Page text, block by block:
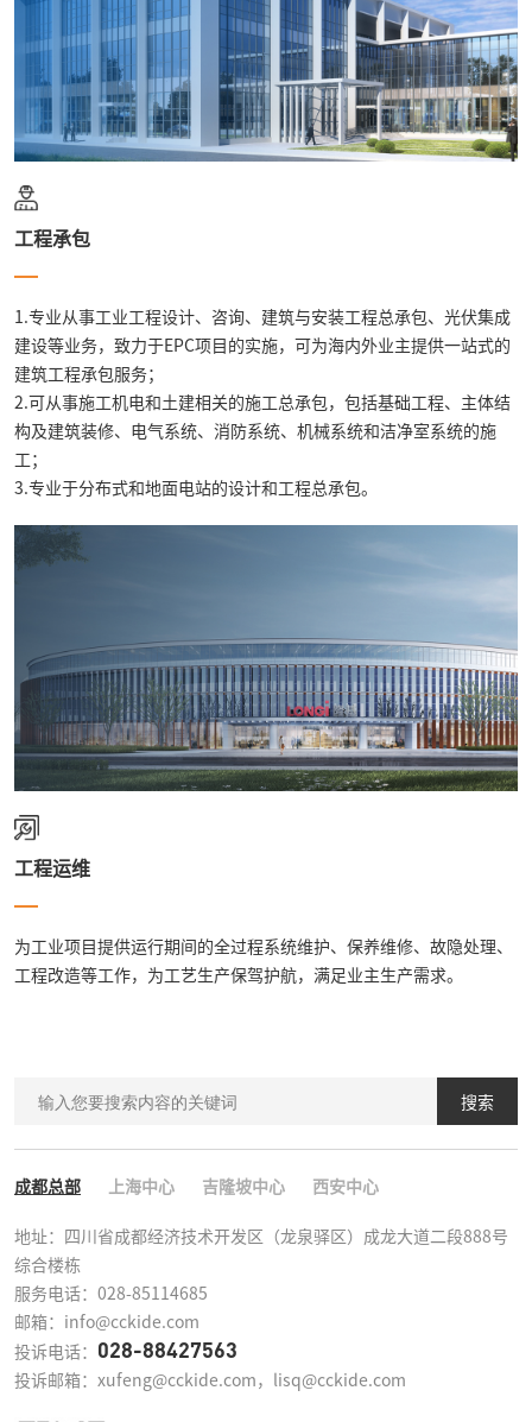
工程承包
1.专业从事工业工程设计、咨询、建筑与安装工程总承包、光伏集成
建设等业务，致力于EPC项目的实施，可为海内外业主提供一站式的
建筑工程承包服务；
2.可从事施工机电和土建相关的施工总承包，包括基础工程、主体结
构及建筑装修、电气系统、消防系统、机械系统和洁净室系统的施
工；
3.专业于分布式和地面电站的设计和工程总承包。
工程运维
为工业项目提供运行期间的全过程系统维护、保养维修、故隐处理、
工程改造等工作，为工艺生产保驾护航，满足业主生产需求。
搜索
成都总部 上海中心 吉隆坡中心 西安中心
地址：四川省成都经济技术开发区（龙泉驿区）成龙大道二段888号
综合楼栋
服务电话：028-85114685
邮箱：info@cckide.com
投诉电话： 028-88427563
投诉邮箱：xufeng@cckide.com，lisq@cckide.com